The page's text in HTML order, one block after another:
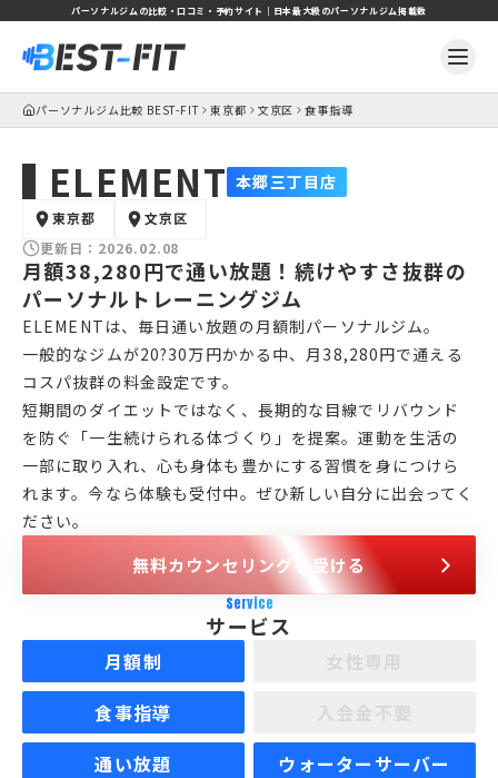
パーソナルジムの比較・口コミ・予約サイト｜日本最大級のパーソナルジム掲載数
パーソナルジム比較 BEST-FIT 東京都 文京区 食事指導
ELEMENT 本郷三丁目店
東京都
文京区
更新日： 2026.02.08
月額38,280円で通い放題！続けやすさ抜群の
パーソナルトレーニングジム
ELEMENTは、毎日通い放題の月額制パーソナルジム。
一般的なジムが20?30万円かかる中、月38,280円で通える
コスパ抜群の料金設定です。
短期間のダイエットではなく、長期的な目線でリバウンド
を防ぐ「一生続けられる体づくり」を提案。運動を生活の
一部に取り入れ、心も身体も豊かにする習慣を身につけら
れます。今なら体験も受付中。ぜひ新しい自分に出会ってく
ださい。
無料カウンセリングを受ける
Service
サービス
月額制
食事指導
通い放題
ウォーターサーバー